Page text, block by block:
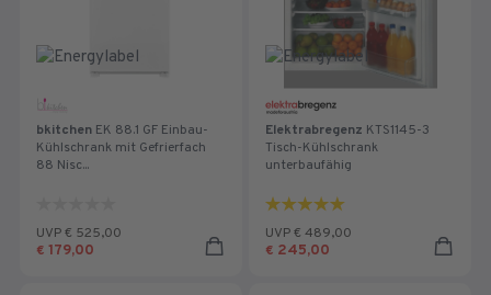
bkitchenEK 88.1 GF Einbau-
Kühlschrank mit Gefrierfach
88 Nisc...
5
Sternen.
€ 179,00
UVP € 525,00
Elektrabregenz KTS1145-3
Tisch-Kühlschrank
unterbaufähig
5.0
5
€ 245,00
UVP € 489,00